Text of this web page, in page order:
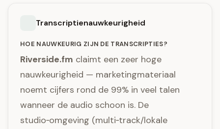
Transcriptienauwkeurigheid
HOE NAUWKEURIG ZIJN DE TRANSCRIPTIES?
Riverside.fm claimt een zeer hoge
nauwkeurigheid — marketingmateriaal
noemt cijfers rond de 99% in veel talen
wanneer de audio schoon is. De
studio‑omgeving (multi‑track/lokale